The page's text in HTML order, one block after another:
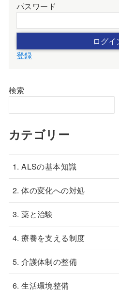
パスワード
登録
検索
カテゴリー
1. ALSの基本知識
2. 体の変化への対処
3. 薬と治験
4. 療養を支える制度
5. 介護体制の整備
6. 生活環境整備